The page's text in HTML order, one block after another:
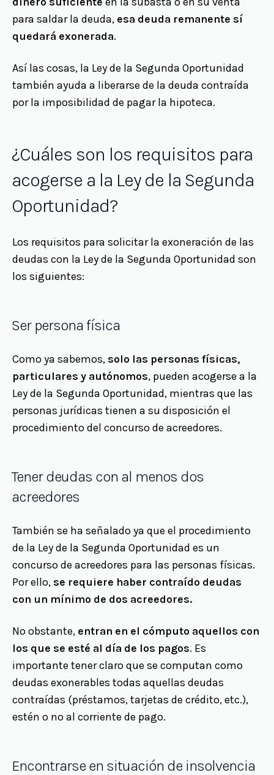
para saldar la deuda, esa deuda remanente sí
quedará exonerada.
Así las cosas, la Ley de la Segunda Oportunidad
también ayuda a liberarse de la deuda contraída
por la imposibilidad de pagar la hipoteca.
¿Cuáles son los requisitos para
acogerse a la Ley de la Segunda
Oportunidad?
Los requisitos para solicitar la exoneración de las
deudas con la Ley de la Segunda Oportunidad son
los siguientes:
Ser persona física
Como ya sabemos, solo las personas físicas,
particulares y autónomos, pueden acogerse a la
Ley de la Segunda Oportunidad, mientras que las
personas jurídicas tienen a su disposición el
procedimiento del concurso de acreedores.
Tener deudas con al menos dos
acreedores
También se ha señalado ya que el procedimiento
de la Ley de la Segunda Oportunidad es un
concurso de acreedores para las personas físicas.
Por ello, se requiere haber contraído deudas
con un mínimo de dos acreedores.
No obstante, entran en el cómputo aquellos con
los que se esté al día de los pagos. Es
importante tener claro que se computan como
deudas exonerables todas aquellas deudas
contraídas (préstamos, tarjetas de crédito, etc.),
estén o no al corriente de pago.
Encontrarse en situación de insolvencia